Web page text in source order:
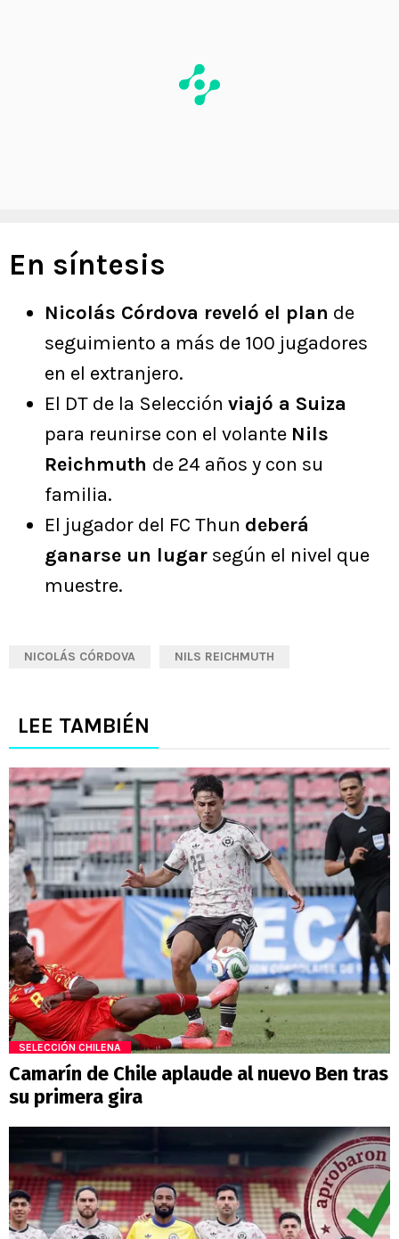
En síntesis
Nicolás Córdova reveló el plan de
seguimiento a más de 100 jugadores
en el extranjero.
El DT de la Selección viajó a Suiza
para reunirse con el volante Nils
Reichmuth de 24 años y con su
familia.
El jugador del FC Thun deberá
ganarse un lugar según el nivel que
muestre.
NICOLÁS CÓRDOVA NILS REICHMUTH
LEE TAMBIÉN
SELECCIÓN CHILENA
Camarín de Chile aplaude al nuevo Ben tras
su primera gira